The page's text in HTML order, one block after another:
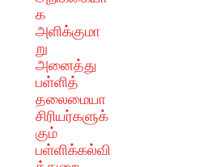
க
அளிக்குமா
று
அனைத்து
பள்ளித்
தலைமையா
சிரியர்களுக்
கும்
பள்ளிக்கல்வி